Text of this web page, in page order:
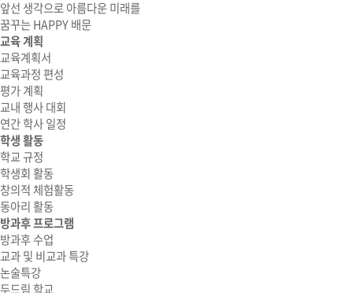
앞선 생각으로 아름다운 미래를
꿈꾸는 HAPPY 배문
교육 계획
교육계획서
교육과정 편성
평가 계획
교내 행사 대회
연간 학사 일정
학생 활동
학교 규정
학생회 활동
창의적 체험활동
동아리 활동
방과후 프로그램
방과후 수업
교과 및 비교과 특강
논술특강
두드림 학교